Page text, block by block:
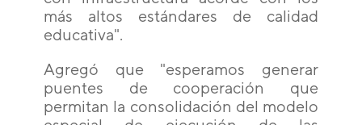
más altos estándares de calidad
educativa".
Agregó que "esperamos generar
puentes de cooperación que
permitan la consolidación del modelo